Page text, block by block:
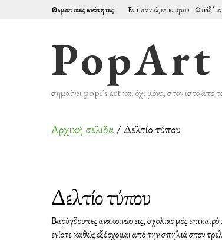
Θεματικές ενότητες: Επί παντός επιστητού Φτιάξ’
PopArt
σημαίνει popi's art και όχι μόνο, στον ιστό από
Αρχική σελίδα/ Δελτίο τύπου
Δελτίο τύπου
Βαρύγδουπες ανακοινώσεις, σχολιασμός
ενίοτε καθώς εξέρχομαι από την σπηλιά στον